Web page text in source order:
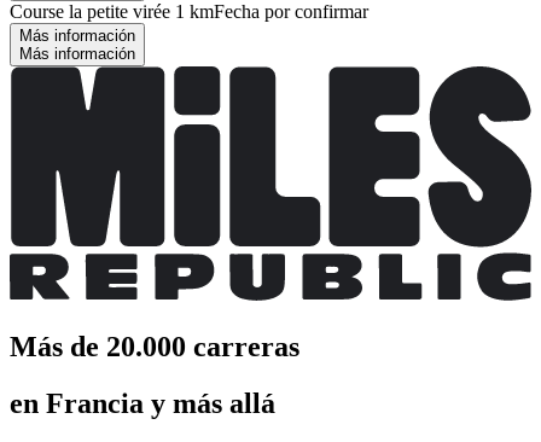
Course la petite virée 1 kmFecha por confirmar
Más información
Más información
Más de 20.000 carreras
en Francia y más allá